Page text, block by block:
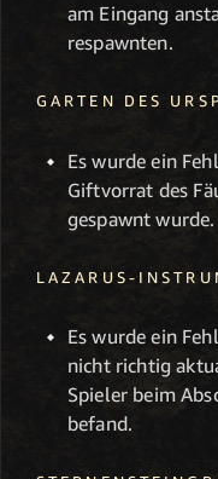
am Eingang
respawnten.
GARTEN DES
Es wurde ein
Giftvorrat des
gespawnt wurde.
LAZARUS-
Es wurde ein
nicht richtig
Spieler beim
befand.